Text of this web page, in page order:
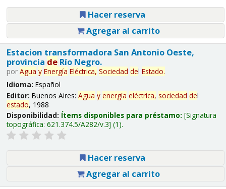
Hacer reserva
Agregar al carrito
Estacion transformadora San Antonio Oeste,
provincia deRío Negro.
por Agua y Energía Eléctrica, Sociedad del Estado.
Idioma: Español
Editor: Buenos Aires: Agua y energía eléctrica, sociedad del
estado, 1988
Disponibilidad: Ítems disponibles para préstamo: Signatura
topográfica: 621.374.5/A282/v.3 (1).
Hacer reserva
Agregar al carrito